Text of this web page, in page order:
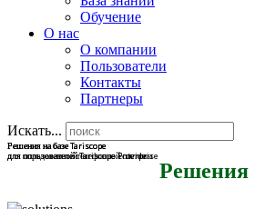
Обучение
О нас
О компании
Пользователи
Контакты
Партнеры
Искать...
Решения на базе Tariscope
для определенной телефонной системы
Решения на базе Tariscope
для пользователей Tariscope Enterprise
Решения на базе Tariscope
для пользователей Tariscope Provider
Решения